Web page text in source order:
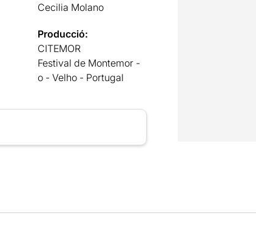
Cecilia Molano
Producció:
CITEMOR
Festival de Montemor -
o - Velho - Portugal